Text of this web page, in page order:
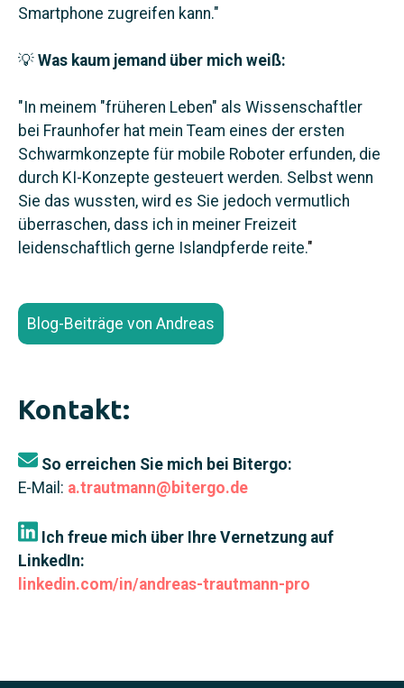
Smartphone zugreifen kann."
💡 Was kaum jemand über mich weiß:
"In meinem "früheren Leben" als Wissenschaftler
bei Fraunhofer hat mein Team eines der ersten
Schwarmkonzepte für mobile Roboter erfunden, die
durch KI-Konzepte gesteuert werden. Selbst wenn
Sie das wussten, wird es Sie jedoch vermutlich
überraschen, dass ich in meiner Freizeit
leidenschaftlich gerne Islandpferde reite."
Blog-Beiträge von Andreas
Kontakt:
So erreichen Sie mich bei Bitergo:
E-Mail: a.trautmann@bitergo.de
Ich freue mich über Ihre Vernetzung auf
LinkedIn:
linkedin.com/in/andreas-trautmann-pro